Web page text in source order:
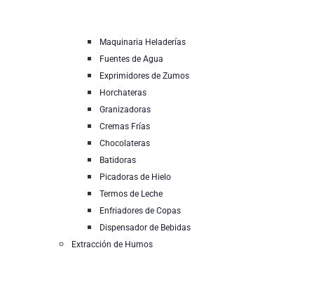
Maquinaria Heladerías
Fuentes de Agua
Exprimidores de Zumos
Horchateras
Granizadoras
Cremas Frías
Chocolateras
Batidoras
Picadoras de Hielo
Termos de Leche
Enfriadores de Copas
Dispensador de Bebidas
Extracción de Humos